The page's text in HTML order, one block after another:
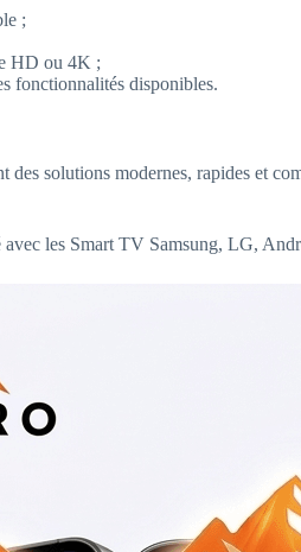
;
HD ou 4K ;
fonctionnalités disponibles.
solutions modernes, rapides et
les Smart TV Samsung, LG,